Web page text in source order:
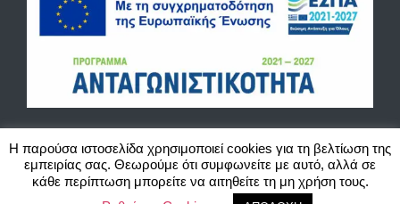
©2020 Blackbird Cash and Carry O.E. Χονδρικό εμπόριο παιχνιδιών, ζαχαρωδών και
ειδών περιπτέρου. Website created by Actlogic.
Η παρούσα ιστοσελίδα χρησιμοποιεί cookies για τη βελτίωση της
εμπειρίας σας. Θεωρούμε ότι συμφωνείτε με αυτό, αλλά σε
κάθε περίπτωση μπορείτε να αιτηθείτε τη μη χρήση τους.